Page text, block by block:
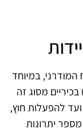
במיוחד
מסוג זה
להפעלות חוץ,
יתרונות